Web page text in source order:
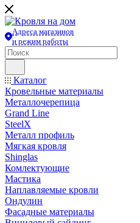
Адреса магазинов
и режим работы
Каталог
Кровельные материалы
Металлочерепица
Grand Line
SteelX
Металл профиль
Мягкая кровля
Shinglas
Комлектующие
Мастика
Наплавляемые кровли
Ондулин
Фасадные материалы